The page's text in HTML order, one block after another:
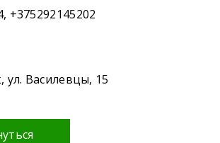
+375292145202
ул. Василевцы, 15